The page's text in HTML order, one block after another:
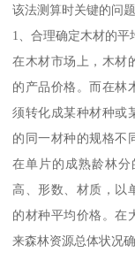
该法测算时关键的问题
1、合理确定木材的平
在木材市场上，木材
的产品价格。而在林
须转化成某种材种或
的同一材种的规格不
在单片的成熟龄林
高、形数、材质，以
的材种平均价格。在
来森林资源总体状况